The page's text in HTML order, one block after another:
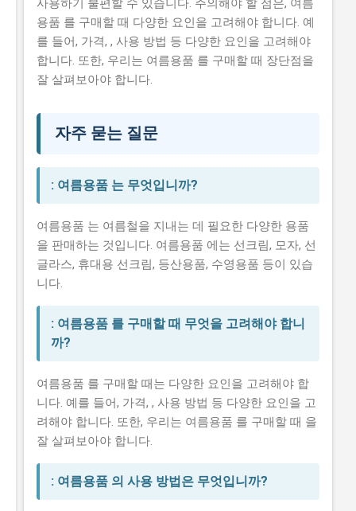
사용하기 불편할 수 있습니다. 주의해야 할 점은, 여름
용품 를 구매할 때 다양한 요인을 고려해야 합니다. 예
를 들어, 가격, , 사용 방법 등 다양한 요인을 고려해야
합니다. 또한, 우리는 여름용품 를 구매할 때 장단점을
잘 살펴보아야 합니다.
자주 묻는 질문
: 여름용품 는 무엇입니까?
여름용품 는 여름철을 지내는 데 필요한 다양한 용품
을 판매하는 것입니다. 여름용품 에는 선크림, 모자, 선
글라스, 휴대용 선크림, 등산용품, 수영용품 등이 있습
니다.
: 여름용품 를 구매할 때 무엇을 고려해야 합니
까?
여름용품 를 구매할 때는 다양한 요인을 고려해야 합
니다. 예를 들어, 가격, , 사용 방법 등 다양한 요인을 고
려해야 합니다. 또한, 우리는 여름용품 를 구매할 때 을
잘 살펴보아야 합니다.
: 여름용품 의 사용 방법은 무엇입니까?